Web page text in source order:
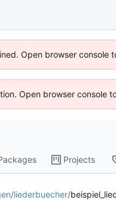
Open browser console
Open browser console
Projects
/liederbuecher/